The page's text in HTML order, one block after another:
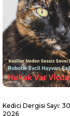
Kedici Dergisi Sayı:
2026